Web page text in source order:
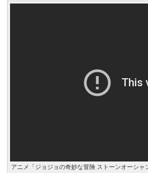
アニメ「ジョジョの奇妙な冒険 ストーンオーシャ